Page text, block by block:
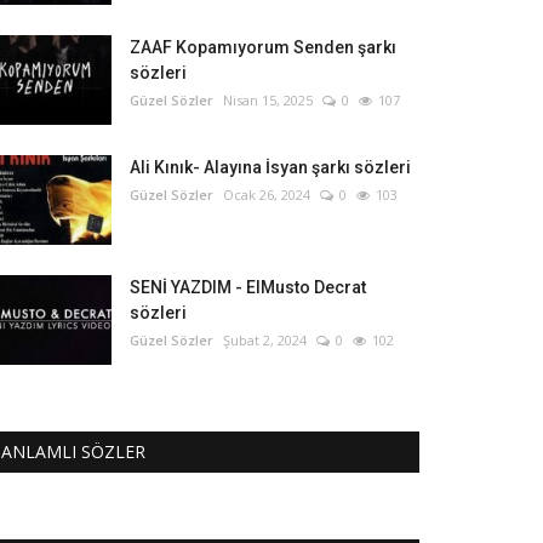
ZAAF Kopamıyorum Senden şarkı
sözleri
Güzel Sözler Nisan 15, 2025 0 107
Ali Kınık- Alayına İsyan şarkı sözleri
Güzel Sözler Ocak 26, 2024 0 103
SENİ YAZDIM - ElMusto Decrat
sözleri
Güzel Sözler Şubat 2, 2024 0 102
ANLAMLI SÖZLER